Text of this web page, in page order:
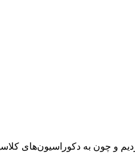
و چون به دکوراسیون‌های